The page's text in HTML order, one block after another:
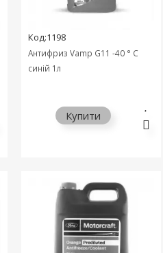
Код:1198
Антифриз Vamp G11 -40 ° C
синій 1л
Купити